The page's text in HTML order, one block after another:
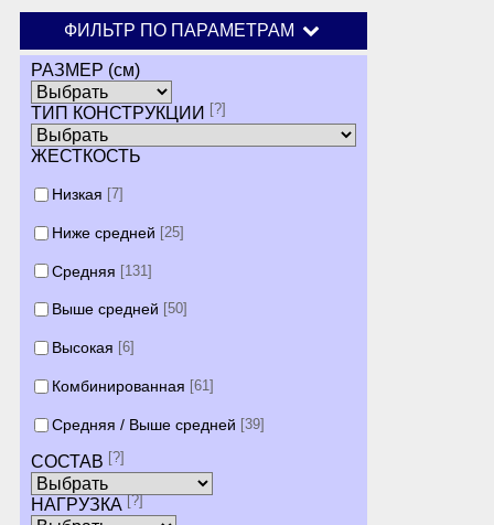
ФИЛЬТР ПО ПАРАМЕТРАМ
РАЗМЕР (см)
ТИП КОНСТРУКЦИИ [?]
ЖЕСТКОСТЬ
Низкая [7]
Ниже средней [25]
Средняя [131]
Выше средней [50]
Высокая [6]
Комбинированная [61]
Средняя / Выше средней [39]
СОСТАВ [?]
НАГРУЗКА [?]